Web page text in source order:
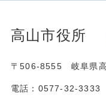
高山市役所
〒506-8555 岐阜県
電話：0577-32-3333